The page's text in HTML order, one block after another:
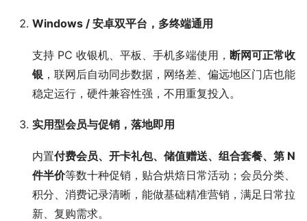
Windows / 安卓双平台，多终端通用
支持 PC 收银机、平板、手机多端使用， 断网可正常收
银 ，联网后自动同步数据，网络差、偏远地区门店也能
稳定运行，硬件兼容性强，不用重复投入。
实用型会员与促销，落地即用
内置付费会员、开卡礼包、储值赠送、组合套餐、第 N
件半价等数十种促销，贴合烘焙日常活动；会员分类、
积分、消费记录清晰，能做基础精准营销，满足日常拉
新、复购需求。